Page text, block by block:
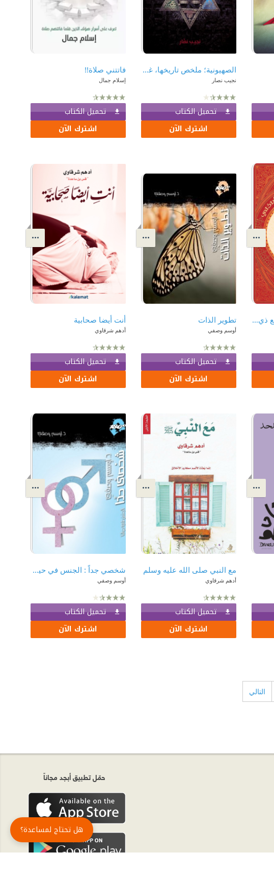
الصهيونية؛ ملخص تاريخها، غايتها وامتدادها حتى سنة 1905م
نجيب نصار
تحميل الكتاب
اشترك الآن
فاتتني صلاة!!
إسلام جمال
تحميل الكتاب
اشترك الآن
يأجوج ومأجوج : ولقاء مع ذي القرنين تطوير الذات
أوسم وصفي
تحميل الكتاب
اشترك الآن
أنت أيضا صحابية
أدهم شرقاوي
تحميل الكتاب
اشترك الآن
مع النبي صلى الله عليه وسلم
أدهم شرقاوي
تحميل الكتاب
اشترك الآن
شخصي جداً : الجنس في حياتنا
أوسم وصفي
تحميل الكتاب
اشترك الآن
التالي
حمّل تطبيق أبجد مجاناً
هل تحتاج لمساعدة؟